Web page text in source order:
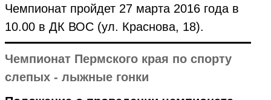
Чемпионат пройдет 27 марта 2016 года в
10.00 в ДК ВОС (ул. Краснова, 18).
Чемпионат Пермского края по спорту
слепых - лыжные гонки